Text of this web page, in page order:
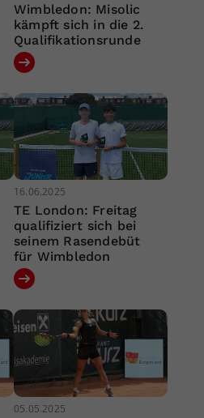
Wimbledon: Misolic
kämpft sich in die 2.
Qualifikationsrunde
16.06.2025
TE London: Freitag
qualifiziert sich bei
seinem Rasendebüt
für Wimbledon
05.05.2025